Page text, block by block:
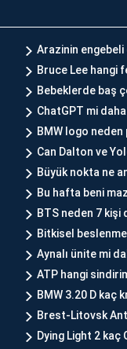
Arazinin engebeli
Bruce Lee hangi
Bebeklerde baş
ChatGPT mi daha
BMW logo
Can Dalton ve
Büyük nokta ne
Bu hafta beni
BTS neden 7 kişi
Bitkisel
Aynalı ünite mi
ATP hangi
BMW 3.20 D kaç
Brest-Litovsk
Dying Light 2 kaç